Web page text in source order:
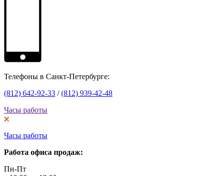
Телефоны в Санкт-Петербурге:
(812) 642-92-33 /(812) 939-42-48
Часы работы
Часы работы
Работа офиса продаж:
Пн-Пт